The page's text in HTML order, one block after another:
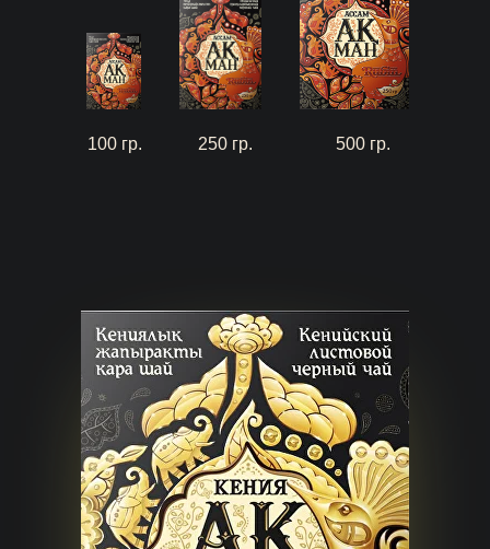
100 гр. 250 гр. 500 гр.